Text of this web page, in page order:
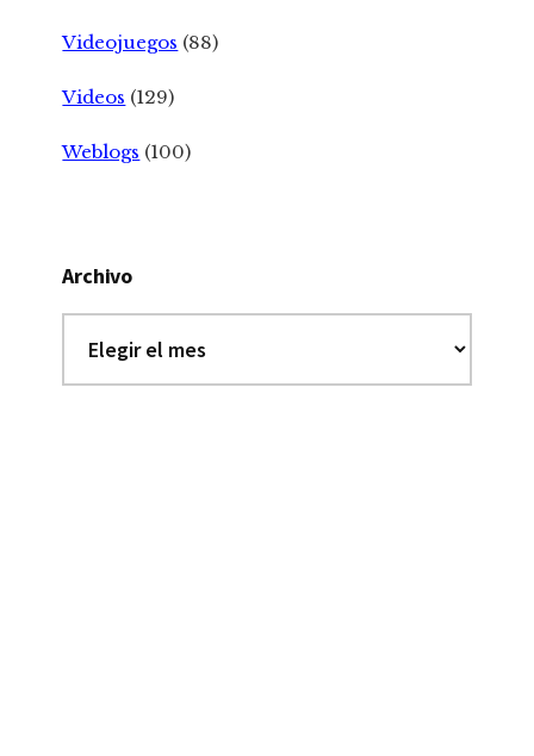
Videojuegos (88)
Videos (129)
Weblogs (100)
Archivo